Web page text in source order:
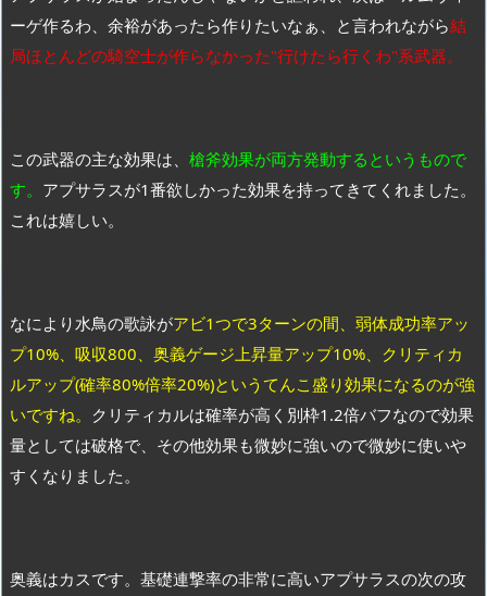
ーゲ作るわ、余裕があったら作りたいなぁ、と言われながら結
局ほとんどの騎空士が作らなかった"行けたら行くわ"系武器。
この武器の主な効果は、 槍斧効果が両方発動するというもので
す。 アプサラスが1番欲しかった効果を持ってきてくれました。
これは嬉しい。
なにより水鳥の歌詠がアビ1つで3ターンの間、弱体成功率アッ
プ10%、吸収800、奥義ゲージ上昇量アップ10%、クリティカ
ルアップ(確率80%倍率20%)というてんこ盛り効果になるのが強
いですね。 クリティカルは確率が高く別枠1.2倍バフなので効果
量としては破格で、その他効果も微妙に強いので微妙に使いや
すくなりました。
奥義はカスです。基礎連撃率の非常に高いアプサラスの次の攻